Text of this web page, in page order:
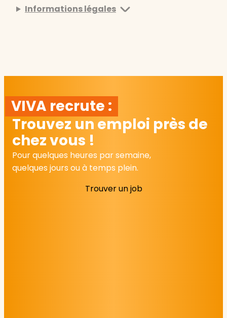
Informations légales
VIVA recrute :
Trouvez un emploi près de
chez vous !
Pour quelques heures par semaine,
quelques jours ou à temps plein.
Trouver un job